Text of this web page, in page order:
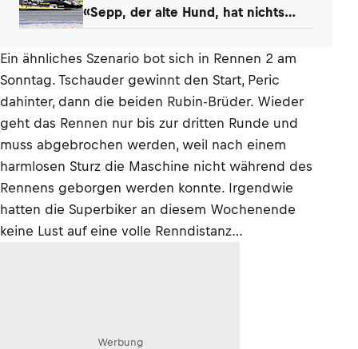
«Sepp, der alte Hund, hat nichts
Ein ähnliches Szenario bot sich in Rennen 2 am
Sonntag. Tschauder gewinnt den Start, Peric
dahinter, dann die beiden Rubin-Brüder. Wieder
geht das Rennen nur bis zur dritten Runde und
muss abgebrochen werden, weil nach einem
harmlosen Sturz die Maschine nicht während des
Rennens geborgen werden konnte. Irgendwie
hatten die Superbiker an diesem Wochenende
keine Lust auf eine volle Renndistanz…
Werbung